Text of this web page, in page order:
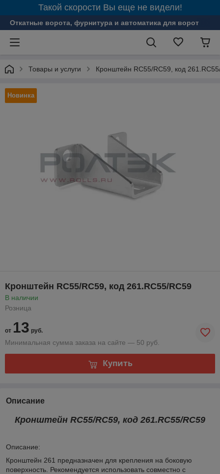
Такой скорости Вы еще не видели!
Откатные ворота, фурнитура и автоматика для ворот
Товары и услуги Кронштейн RC55/RC59, код
Новинка
Кронштейн RC55/RC59, код 261.RC55/RC59
В наличии
Розница
от 13 руб.
Минимальная сумма заказа на сайте — 50 руб.
Купить
Описание
Кронштейн RC55/RC59, код 261.RC55/RC59
Описание:
Кронштейн 261 предназначен для крепления на боковую
поверхность. Рекомендуется использовать совместно с